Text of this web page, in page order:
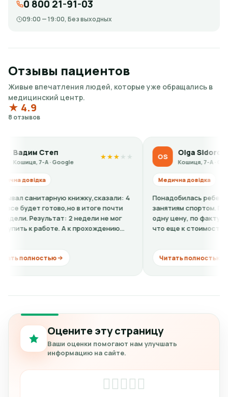
0 800 21-91-03
09:00 — 19:00, Без выходных
Отзывы пациентов
Живые впечатления людей, которые уже обращались в
медицинский центр.
★ 4.9
8 отзывов
Степ
А · Google
книжку,сказали: 4
готово,но в итоге почти
2 недели не мог
А к прохождению
OS Olga Sidorova
Кошиця, 7-А · Google
Медична довідка
Понадобилась ребенку справка-
занятиям спортом. По телефону
одну цену, по факту в клинике
что еще к стоимости нужно
Читать полностью
Оцените эту страницу
Ваши оценки помогают нам улучшать
информацию на сайте.